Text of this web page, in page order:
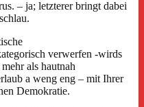
– ja; letzterer bringt dabei
verwerfen -wirds
als hautnah
a weng eng – mit Ihrer
Demokratie.